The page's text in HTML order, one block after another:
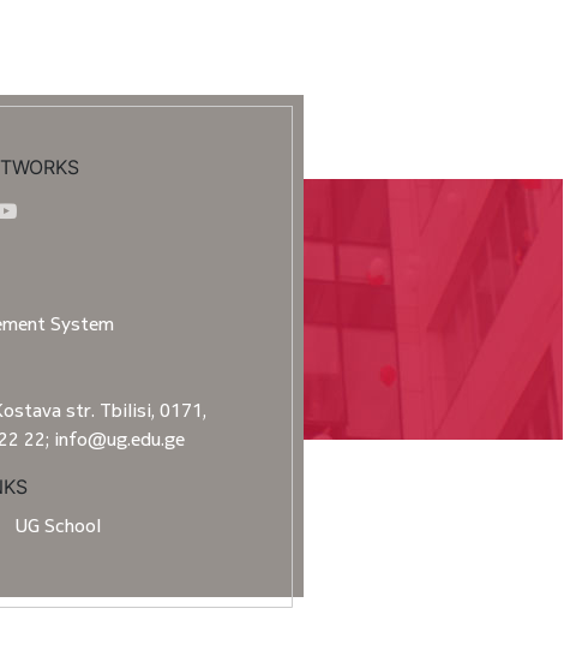
System
str. Tbilisi, 0171,
22; info@ug.edu.ge
UG School